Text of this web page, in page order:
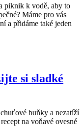
piknik k vodě, aby to
Máme pro vás
a přidáme také jeden
si sladké
buňky a nezatíží
na voňavé ovesné